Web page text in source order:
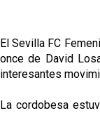
El Sevilla FC
once de David
interesantes
La cordobesa